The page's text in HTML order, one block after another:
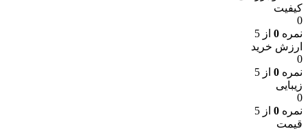
کیفیت
0
نمره 0 از 5
ارزش خرید
0
نمره 0 از 5
زیبایی
0
نمره 0 از 5
قیمت